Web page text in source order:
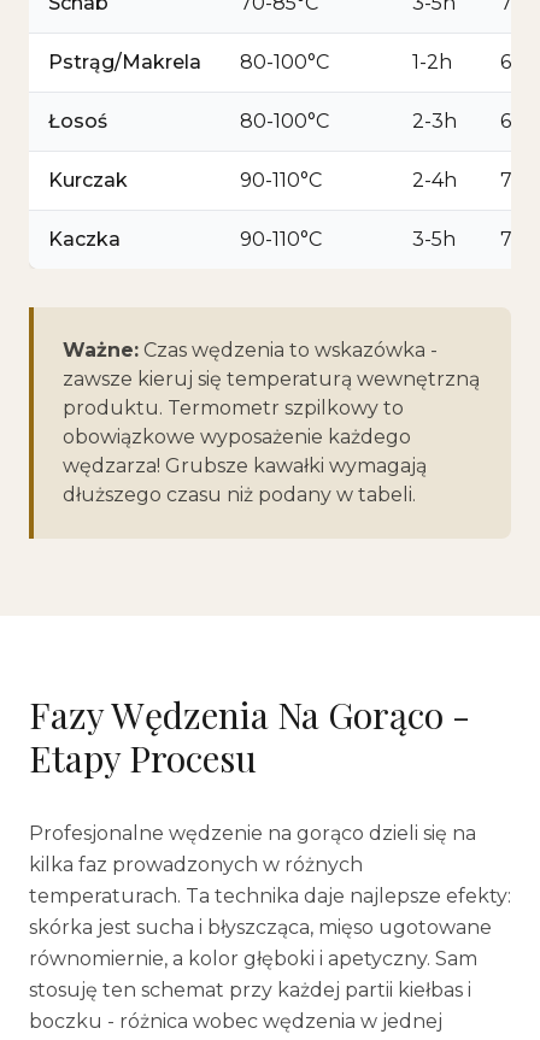
Pstrąg/Makrela 80-100°C 1-2h 62-
Łosoś 80-100°C 2-3h 62-
Kurczak 90-110°C 2-4h
Kaczka 90-110°C 3-5h
Ważne: Czas wędzenia to wskazówka -
zawsze kieruj się temperaturą wewnętrzną
produktu. Termometr szpilkowy to
obowiązkowe wyposażenie każdego
wędzarza! Grubsze kawałki wymagają
dłuższego czasu niż podany w tabeli.
Fazy Wędzenia Na Gorąco -
Etapy Procesu
Profesjonalne wędzenie na gorąco dzieli się na
kilka faz prowadzonych w różnych
temperaturach. Ta technika daje najlepsze efekty:
skórka jest sucha i błyszcząca, mięso ugotowane
równomiernie, a kolor głęboki i apetyczny. Sam
stosuję ten schemat przy każdej partii kiełbas i
boczku - różnica wobec wędzenia w jednej